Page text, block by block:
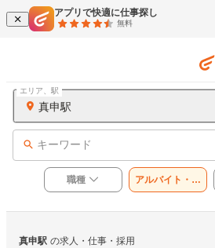
アプリで快適に仕事探し
無料
真申駅
エリア、駅
キーワード
職種
アルバイト・パ
ート
真申駅 の求人・仕事・採用